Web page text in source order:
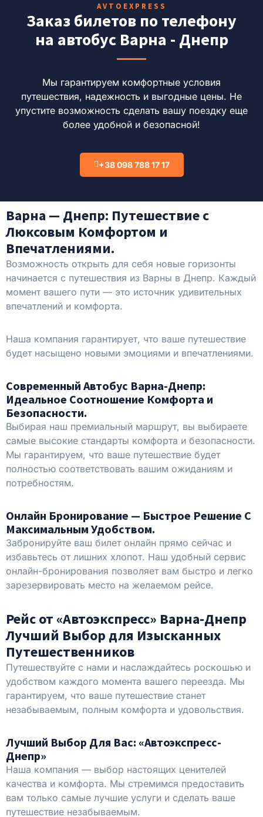
AVTOEXPRESS
Заказ билетов по телефону
на автобус Варна - Днепр
Мы гарантируем комфортные условия
путешествия, надежность и выгодные цены. Не
упустите возможность сделать вашу поездку еще
более удобной и безопасной!
+38 098 788 17 17
Варна — Днепр: Путешествие с
Люксовым Комфортом и
Впечатлениями.
Возможность открыть для себя новые горизонты
начинается с путешествия из Варны в Днепр. Каждый
момент вашего пути — это источник удивительных
впечатлений и комфорта.
Наша компания гарантирует, что ваше путешествие
будет насыщено новыми эмоциями и впечатлениями.
Современный Автобус Варна-Днепр:
Идеальное Соотношение Комфорта и
Безопасности.
Выбирая наш премиальный маршрут, вы выбираете
самые высокие стандарты комфорта и безопасности.
Мы гарантируем, что ваше путешествие будет
полностью соответствовать вашим ожиданиям и
потребностям.
Онлайн Бронирование — Быстрое Решение С
Максимальным Удобством.
Забронируйте ваш билет онлайн прямо сейчас и
избавьтесь от лишних хлопот. Наш удобный сервис
онлайн-бронирования позволяет вам быстро и легко
зарезервировать место на желаемом рейсе.
Рейс от «Автоэкспресс» Варна-Днепр
Лучший Выбор для Изысканных
Путешественников
Путешествуйте с нами и наслаждайтесь роскошью и
удобством каждого момента вашего переезда. Мы
гарантируем, что ваше путешествие станет
незабываемым, полным комфорта и удовольствия.
Лучший Выбор Для Вас: «Автоэкспресс-
Днепр»
Наша компания — выбор настоящих ценителей
качества и комфорта. Мы стремимся предоставить
вам только самые лучшие услуги и сделать ваше
путешествие незабываемым.